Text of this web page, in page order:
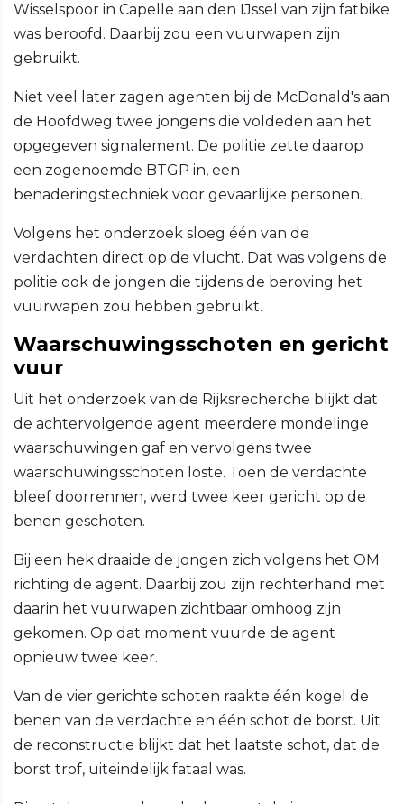
Wisselspoor in Capelle aan den IJssel van zijn fatbike
was beroofd. Daarbij zou een vuurwapen zijn
gebruikt.
Niet veel later zagen agenten bij de McDonald's aan
de Hoofdweg twee jongens die voldeden aan het
opgegeven signalement. De politie zette daarop
een zogenoemde BTGP in, een
benaderingstechniek voor gevaarlijke personen.
Volgens het onderzoek sloeg één van de
verdachten direct op de vlucht. Dat was volgens de
politie ook de jongen die tijdens de beroving het
vuurwapen zou hebben gebruikt.
Waarschuwingsschoten en gericht
vuur
Uit het onderzoek van de Rijksrecherche blijkt dat
de achtervolgende agent meerdere mondelinge
waarschuwingen gaf en vervolgens twee
waarschuwingsschoten loste. Toen de verdachte
bleef doorrennen, werd twee keer gericht op de
benen geschoten.
Bij een hek draaide de jongen zich volgens het OM
richting de agent. Daarbij zou zijn rechterhand met
daarin het vuurwapen zichtbaar omhoog zijn
gekomen. Op dat moment vuurde de agent
opnieuw twee keer.
Van de vier gerichte schoten raakte één kogel de
benen van de verdachte en één schot de borst. Uit
de reconstructie blijkt dat het laatste schot, dat de
borst trof, uiteindelijk fataal was.